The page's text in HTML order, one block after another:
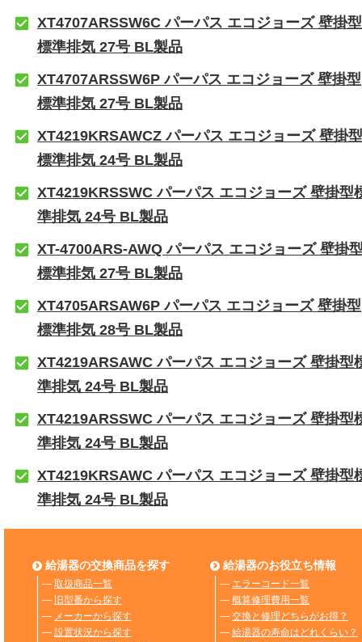
XT4707ARSSW6C パーパス エコジョーズ 壁掛型
標準排気 27号 BL製品
XT4707ARSSW6P パーパス エコジョーズ 壁掛型
標準排気 27号 BL製品
XT4219KRSAWCZ パーパス エコジョーズ 壁掛型
標準排気 24号 BL製品
XT4219KRSSWC パーパス エコジョーズ 壁掛型
準排気 24号 BL製品
XT-4700ARS-AWQ パーパス エコジョーズ 壁掛
標準排気 27号 BL製品
XT4705ARSAW6P パーパス エコジョーズ 壁掛型
標準排気 28号 BL製品
XT4219ARSAWC パーパス エコジョーズ 壁掛型
準排気 24号 BL製品
XT4219ARSSWC パーパス エコジョーズ 壁掛型
準排気 24号 BL製品
XT4219KRSAWC パーパス エコジョーズ 壁掛型
準排気 24号 BL製品
給湯器の交換商品を探す
― 取扱商品一覧
― 旧型番から探す
― メーカーから探す
― 設置状況から探す
給湯器のお役立ち情報
― エラーコード一覧
― 概算修理費用一覧
― 交換と修理どちらがお得？
― 給湯器の寿命はどれくらい？